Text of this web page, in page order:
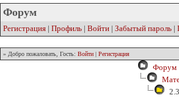
Форум
Регистрация | Профиль | Войти | Забытый пароль |
» Добро пожаловать, Гость: Войти | Регистрация
Форум